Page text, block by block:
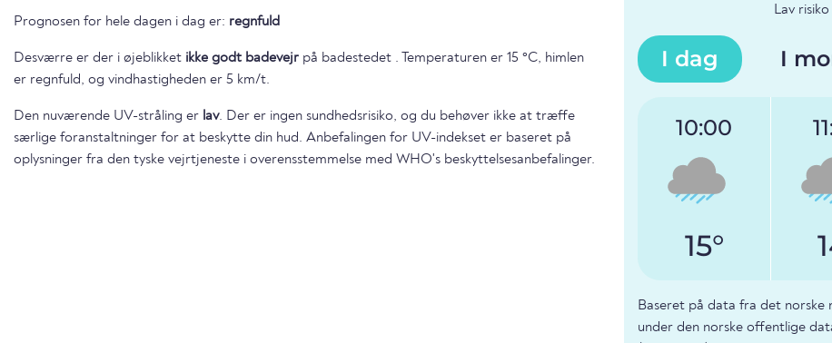
Prognosen for hele dagen i dag er: regnfuld
Desværre er der i øjeblikket ikke godt badevejr på badestedet . Temperaturen er 15 °C, himlen
er regnfuld, og vindhastigheden er 5 km/t.
Den nuværende UV-stråling er lav. Der er ingen sundhedsrisiko, og du behøver ikke at træffe
særlige foranstaltninger for at beskytte din hud. Anbefalingen for UV-indekset er baseret på
oplysninger fra den tyske vejrtjeneste i overensstemmelse med WHO's beskyttelsesanbefalinger.
Lav risiko
I dag I
10:00
15°
Baseret på data fra det
under den norske offentlige